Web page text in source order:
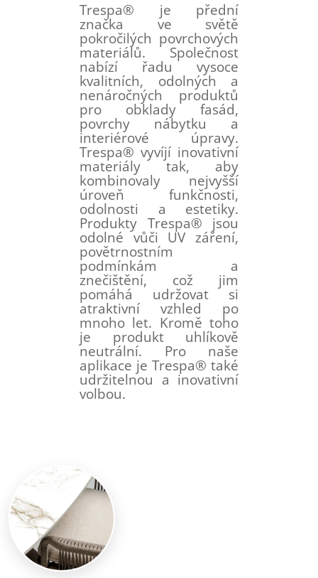
Trespa® je přední
značka ve světě
pokročilých povrchových
materiálů. Společnost
nabízí řadu vysoce
kvalitních, odolných a
nenáročných produktů
pro obklady fasád,
povrchy nábytku a
interiérové ​​úpravy.
Trespa® vyvíjí inovativní
materiály tak, aby
kombinovaly nejvyšší
úroveň funkčnosti,
odolnosti a estetiky.
Produkty Trespa® jsou
odolné vůči UV záření,
povětrnostním
podmínkám a
znečištění, což jim
pomáhá udržovat si
atraktivní vzhled po
mnoho let. Kromě toho
je produkt uhlíkově
neutrální. Pro naše
aplikace je Trespa® také
udržitelnou a inovativní
volbou.